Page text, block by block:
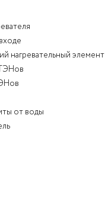
нагревательный элемент
от воды